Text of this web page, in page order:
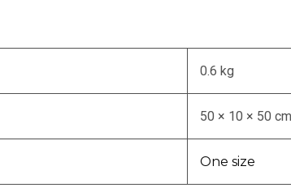
0.6 kg
50 × 10 × 50 cm
One size